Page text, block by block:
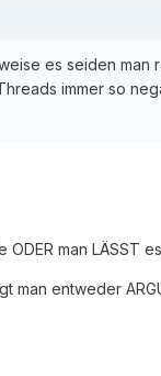
es seiden
immer so
man LÄSST
entweder